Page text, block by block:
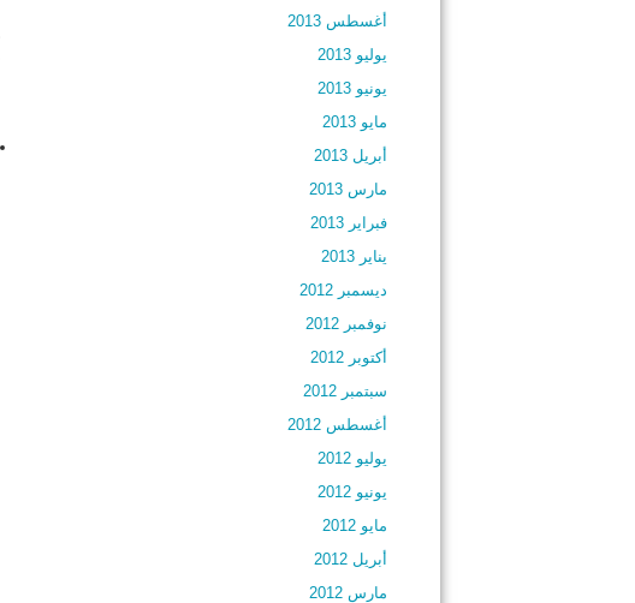
أغسطس 2013
يوليو 2013
يونيو 2013
مايو 2013
أبريل 2013
مارس 2013
فبراير 2013
يناير 2013
ديسمبر 2012
نوفمبر 2012
أكتوبر 2012
سبتمبر 2012
أغسطس 2012
يوليو 2012
يونيو 2012
مايو 2012
أبريل 2012
مارس 2012